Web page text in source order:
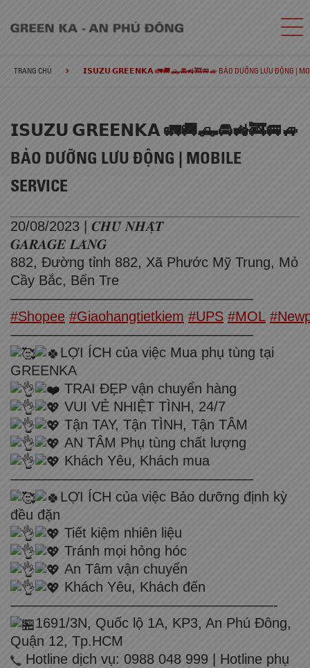
TRANG CHỦ 𝗜𝗦𝗨𝗭𝗨 𝗚𝗥𝗘𝗘𝗡𝗞𝗔 🚛🚚🛻🚘🚜🚒🚐🚙 BẢO DƯỠNG LƯU ĐỘNG |
𝗜𝗦𝗨𝗭𝗨 𝗚𝗥𝗘𝗘𝗡𝗞𝗔 🚛🚚🛻🚘🚜🚒🚐🚙
BẢO DƯỠNG LƯU ĐỘNG | MOBILE
SERVICE
20/08/2023 | 𝑪𝑯𝑼̉ 𝑵𝑯𝑨̣̂𝑻
𝑮𝑨𝑹𝑨𝑮𝑬 𝑳𝑨̆𝑵𝑮
882, Đường tỉnh 882, Xã Phước Mỹ Trung, Mỏ
Cầy Bắc, Bến Tre
—————————————————–
#Shopee #Giaohangtietkiem #UPS #MOL
—————————————————–
LỢI ÍCH của việc Mua phụ tùng tại
GREENKA
TRAI ĐẸP vận chuyển hàng
VUI VẺ NHIỆT TÌNH, 24/7
Tận TAY, Tận TÌNH, Tận TÂM
AN TÂM Phụ tùng chất lượng
Khách Yêu, Khách mua
—————————————————–
LỢI ÍCH của việc Bảo dưỡng định kỳ
đều đặn
Tiết kiệm nhiên liệu
Tránh mọi hỏng hóc
An Tâm vận chuyển
Khách Yêu, Khách đến
———————————————————-
1691/3N, Quốc lộ 1A, KP3, An Phú Đông,
Quận 12, Tp.HCM
Hotline dịch vụ: 0988 048 999 | Hotline phụ